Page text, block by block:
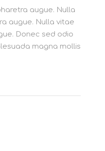
augue. Nulla
augue. Nulla vitae
Donec sed odio
magna mollis